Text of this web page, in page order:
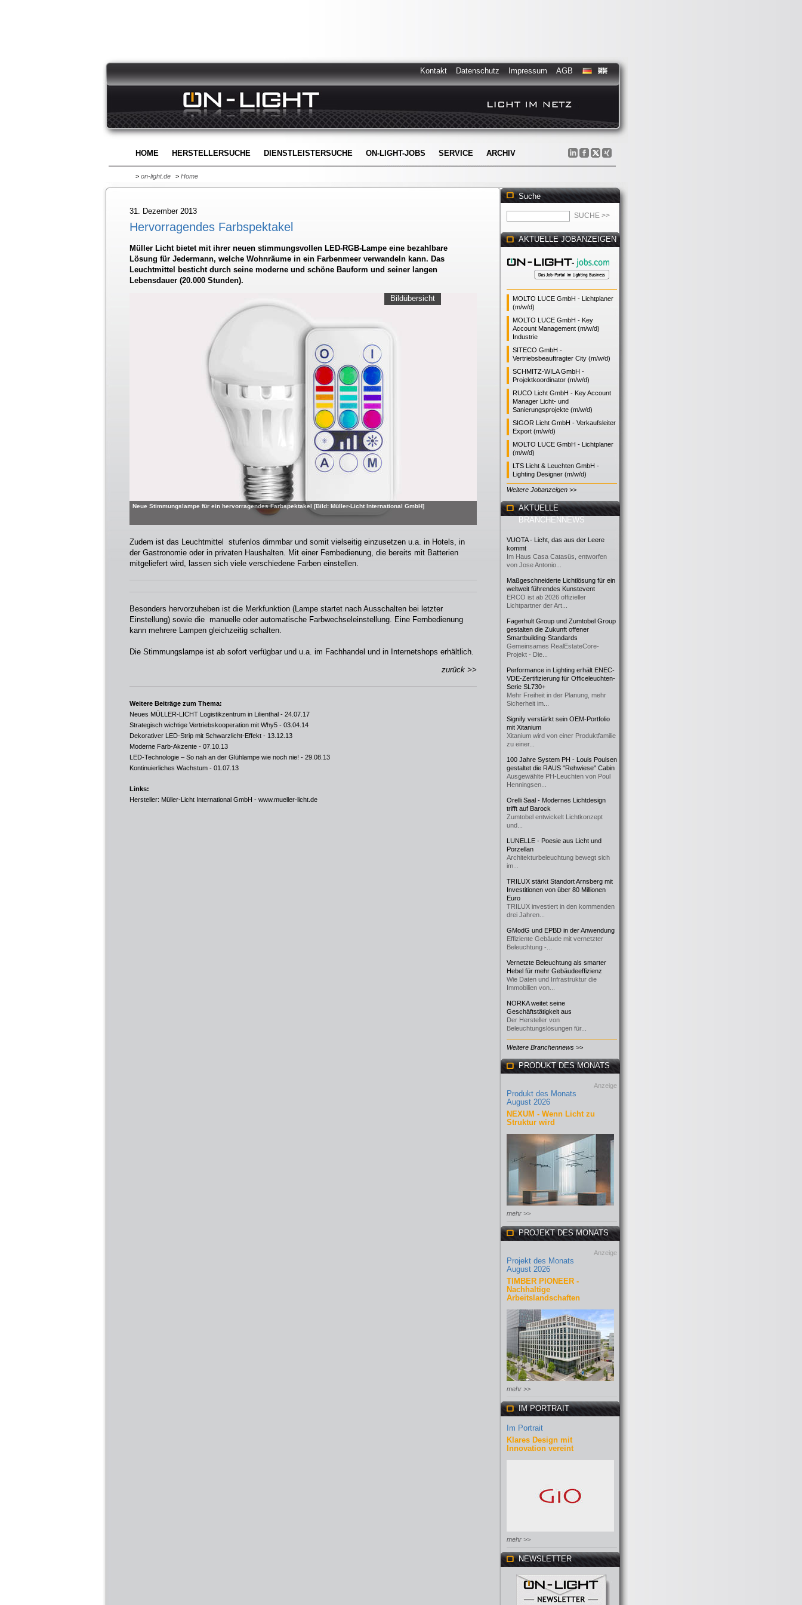
Kontakt Datenschutz Impressum AGB
HOME HERSTELLERSUCHE DIENSTLEISTERSUCHE ON-LIGHT-JOBS SERVICE ARCHIV
> on-light.de > Home
31. Dezember 2013
Hervorragendes Farbspektakel
Müller Licht bietet mit ihrer neuen stimmungsvollen LED-RGB-Lampe eine bezahlbare
Lösung für Jedermann, welche Wohnräume in ein Farbenmeer verwandeln kann. Das
Leuchtmittel besticht durch seine moderne und schöne Bauform und seiner langen
Lebensdauer (20.000 Stunden).
Neue Stimmungslampe für ein hervorragendes Farbspektakel [Bild: Müller-Licht International GmbH]
Bildübersicht
Zudem ist das Leuchtmittel stufenlos dimmbar und somit vielseitig einzusetzen u.a. in Hotels, in
der Gastronomie oder in privaten Haushalten. Mit einer Fernbedienung, die bereits mit Batterien
mitgeliefert wird, lassen sich viele verschiedene Farben einstellen.
Besonders hervorzuheben ist die Merkfunktion (Lampe startet nach Ausschalten bei letzter
Einstellung) sowie die manuelle oder automatische Farbwechseleinstellung. Eine Fernbedienung
kann mehrere Lampen gleichzeitig schalten.
Die Stimmungslampe ist ab sofort verfügbar und u.a. im Fachhandel und in Internetshops erhältlich.
zurück >>
Weitere Beiträge zum Thema:
Neues MÜLLER-LICHT Logistikzentrum in Lilienthal - 24.07.17
Strategisch wichtige Vertriebskooperation mit Why5 - 03.04.14
Dekorativer LED-Strip mit Schwarzlicht-Effekt - 13.12.13
Moderne Farb-Akzente - 07.10.13
LED-Technologie – So nah an der Glühlampe wie noch nie! - 29.08.13
Kontinuierliches Wachstum - 01.07.13
Links:
Hersteller: Müller-Licht International GmbH - www.mueller-licht.de
Suche
AKTUELLE JOBANZEIGEN
MOLTO LUCE GmbH - Lichtplaner
(m/w/d)
MOLTO LUCE GmbH - Key
Account Management (m/w/d)
Industrie
SITECO GmbH -
Vertriebsbeauftragter City (m/w/d)
SCHMITZ-WILA GmbH -
Projektkoordinator (m/w/d)
RUCO Licht GmbH - Key Account
Manager Licht- und
Sanierungsprojekte (m/w/d)
SIGOR Licht GmbH - Verkaufsleiter
Export (m/w/d)
MOLTO LUCE GmbH - Lichtplaner
(m/w/d)
LTS Licht & Leuchten GmbH -
Lighting Designer (m/w/d)
Weitere Jobanzeigen >>
AKTUELLE
BRANCHENNEWS
VUOTA - Licht, das aus der Leere
kommt
Im Haus Casa Catasüs, entworfen
von Jose Antonio...
Maßgeschneiderte Lichtlösung für ein
weltweit führendes Kunstevent
ERCO ist ab 2026 offizieller
Lichtpartner der Art...
Fagerhult Group und Zumtobel Group
gestalten die Zukunft offener
Smartbuilding-Standards
Gemeinsames RealEstateCore-
Projekt - Die...
Performance in Lighting erhält ENEC-
VDE-Zertifizierung für Officeleuchten-
Serie SL730+
Mehr Freiheit in der Planung, mehr
Sicherheit im...
Signify verstärkt sein OEM-Portfolio
mit Xitanium
Xitanium wird von einer Produktfamilie
zu einer...
100 Jahre System PH - Louis Poulsen
gestaltet die RAUS "Rehwiese" Cabin
Ausgewählte PH-Leuchten von Poul
Henningsen...
Orelli Saal - Modernes Lichtdesign
trifft auf Barock
Zumtobel entwickelt Lichtkonzept
und...
LUNELLE - Poesie aus Licht und
Porzellan
Architekturbeleuchtung bewegt sich
im...
TRILUX stärkt Standort Arnsberg mit
Investitionen von über 80 Millionen
Euro
TRILUX investiert in den kommenden
drei Jahren...
GModG und EPBD in der Anwendung
Effiziente Gebäude mit vernetzter
Beleuchtung -...
Vernetzte Beleuchtung als smarter
Hebel für mehr Gebäudeeffizienz
Wie Daten und Infrastruktur die
Immobilien von...
NORKA weitet seine
Geschäftstätigkeit aus
Der Hersteller von
Beleuchtungslösungen für...
Weitere Branchennews >>
PRODUKT DES MONATS
Anzeige
Produkt des Monats
August 2026
NEXUM - Wenn Licht zu
Struktur wird
mehr >>
PROJEKT DES MONATS
Anzeige
Projekt des Monats
August 2026
TIMBER PIONEER -
Nachhaltige
Arbeitslandschaften
mehr >>
IM PORTRAIT
Im Portrait
Klares Design mit
Innovation vereint
mehr >>
NEWSLETTER